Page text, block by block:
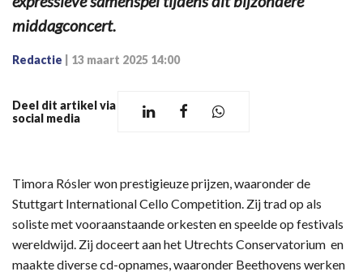
middagconcert.
Redactie 13 maart 2025 14:00
Deel dit artikel via
social media
Timora Rósler won prestigieuze prijzen, waaronder de
Stuttgart International Cello Competition. Zij trad op als
soliste met vooraanstaande orkesten en speelde op festivals
wereldwijd. Zij doceert aan het Utrechts Conservatorium en
maakte diverse cd-opnames, waaronder Beethovens werken